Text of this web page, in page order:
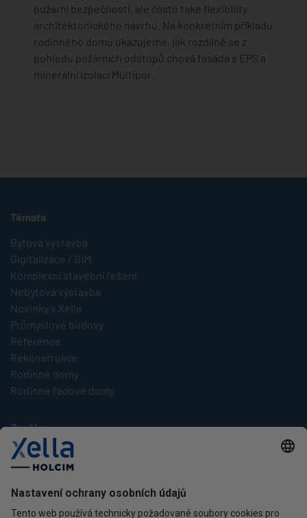
požární bezpečnosti, ale často také flexibility
architektonického návrhu. Na konkrétním příkladu
rodinného domu ukazujeme, jak rozdílně se z
pohledu požárních odstupů chová fasáda s EPS a
minerální izolací Multipor.
Témata
Bytová výstavba
Digitalizace / BIM
Komplexní stavební řešení
Nebytová výstavba
Novinky v Xelle
Průmyslové budovy
Reference
Rekonstrukce
Rodinné domy
Rodinné řadové domy
Značky
Multipor
Silka
Xella